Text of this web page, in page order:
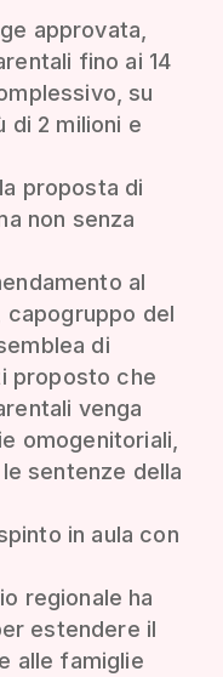
approvata,
fino ai 14
su
di 2 milioni e
proposta di
non senza
al
capogruppo del
di
proposto che
venga
omogenitoriali,
sentenze della
in aula con
regionale ha
estendere il
alle famiglie